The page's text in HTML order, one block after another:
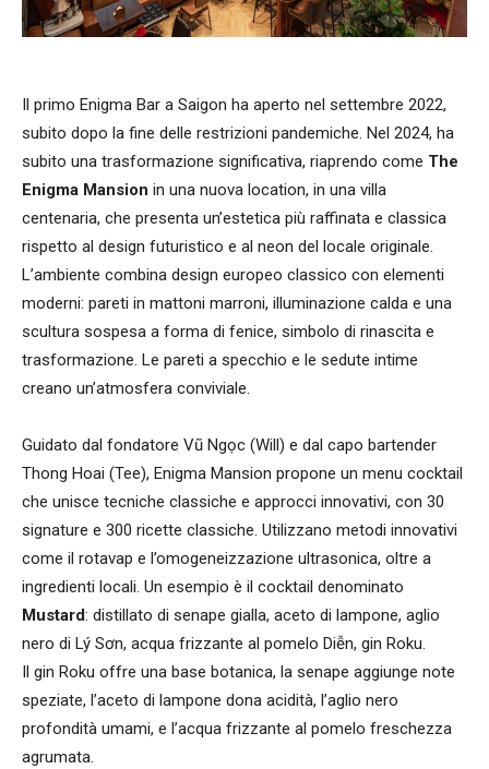
Il primo Enigma Bar a Saigon ha aperto nel settembre 2022,
subito dopo la fine delle restrizioni pandemiche. Nel 2024, ha
subito una trasformazione significativa, riaprendo come The
Enigma Mansion in una nuova location, in una villa
centenaria, che presenta un’estetica più raffinata e classica
rispetto al design futuristico e al neon del locale originale.
L’ambiente combina design europeo classico con elementi
moderni: pareti in mattoni marroni, illuminazione calda e una
scultura sospesa a forma di fenice, simbolo di rinascita e
trasformazione. Le pareti a specchio e le sedute intime
creano un’atmosfera conviviale.
Guidato dal fondatore Vũ Ngọc (Will) e dal capo bartender
Thong Hoai (Tee), Enigma Mansion propone un menu cocktail
che unisce tecniche classiche e approcci innovativi, con 30
signature e 300 ricette classiche. Utilizzano metodi innovativi
come il rotavap e l’omogeneizzazione ultrasonica, oltre a
ingredienti locali. Un esempio è il cocktail denominato
Mustard: distillato di senape gialla, aceto di lampone, aglio
nero di Lý Sơn, acqua frizzante al pomelo Diễn, gin Roku.
Il gin Roku offre una base botanica, la senape aggiunge note
speziate, l’aceto di lampone dona acidità, l’aglio nero
profondità umami, e l’acqua frizzante al pomelo freschezza
agrumata.